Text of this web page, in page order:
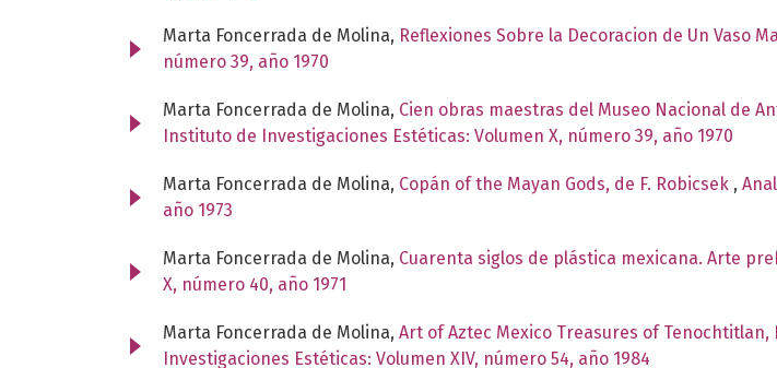
Marta Foncerrada de Molina, Reflexiones Sobre la Decoracion de Un Vaso
número 39, año 1970
Marta Foncerrada de Molina, Cien obras maestras del Museo Nacional de
Instituto de Investigaciones Estéticas: Volumen X, número 39, año 1970
Marta Foncerrada de Molina, Copán of the Mayan Gods, de F. Robicsek ,
año 1973
Marta Foncerrada de Molina, Cuarenta siglos de plástica mexicana. Arte
X, número 40, año 1971
Marta Foncerrada de Molina, Art of Aztec Mexico Treasures of
Investigaciones Estéticas: Volumen XIV, número 54, año 1984